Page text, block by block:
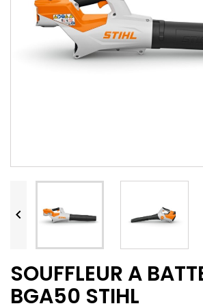

SOUFFLEUR A
BGA50 STIHL